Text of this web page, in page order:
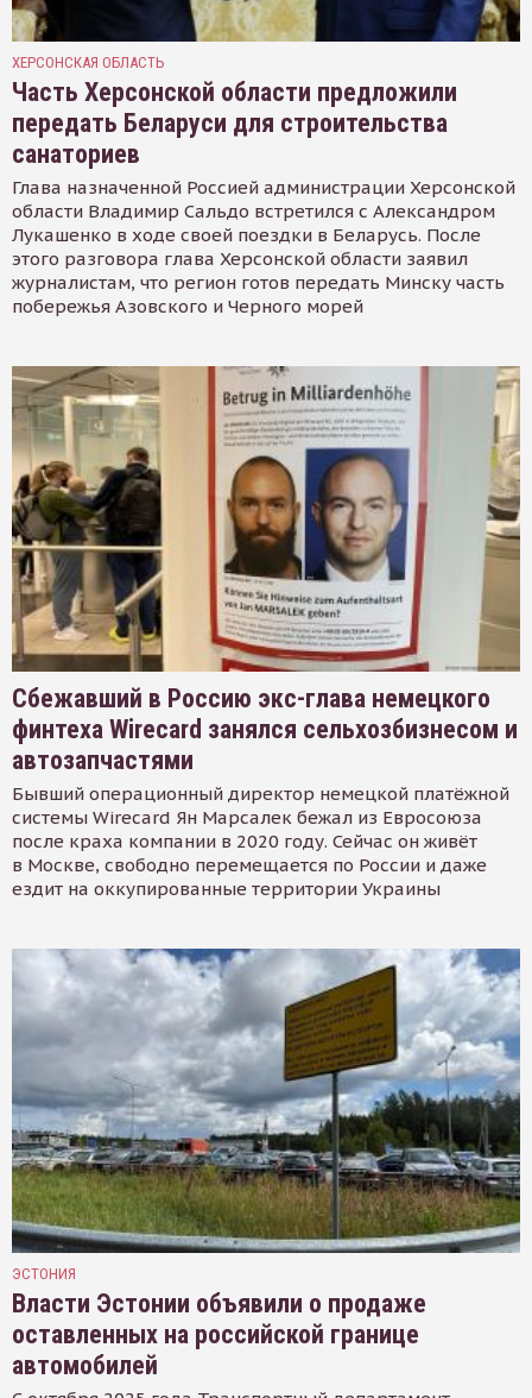
ХЕРСОНСКАЯ ОБЛАСТЬ
Часть Херсонской области предложили
передать Беларуси для строительства
санаториев
Глава назначенной Россией администрации Херсонской
области Владимир Сальдо встретился с Александром
Лукашенко в ходе своей поездки в Беларусь. После
этого разговора глава Херсонской области заявил
журналистам, что регион готов передать Минску часть
побережья Азовского и Черного морей
Сбежавший в Россию экс-глава немецкого
финтеха Wirecard занялся сельхозбизнесом и
автозапчастями
Бывший операционный директор немецкой платёжной
системы Wirecard Ян Марсалек бежал из Евросоюза
после краха компании в 2020 году. Сейчас он живёт
в Москве, свободно перемещается по России и даже
ездит на оккупированные территории Украины
ЭСТОНИЯ
Власти Эстонии объявили о продаже
оставленных на российской границе
автомобилей